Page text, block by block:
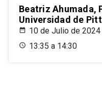
Beatriz Ahumada,
Universidad de
10 de Julio de 2024
13:35 a 14:30